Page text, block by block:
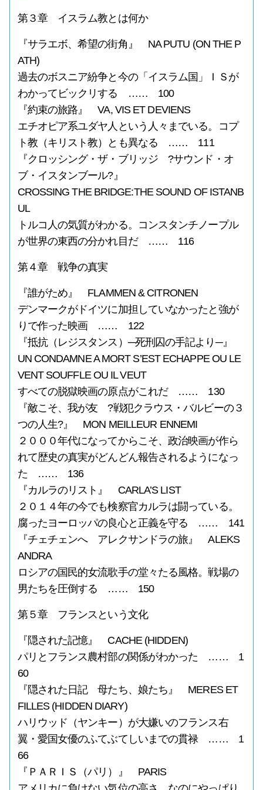
第３章 イスラム教とは何か
『サラエボ、希望の街角』 NA PUTU (ON THE P
ATH)
過去のボスニア紛争と今の「イスラム国」ＩＳが
わかってビックリする …… 100
『約束の旅路』 VA, VIS ET DEVIENS
エチオピア系ユダヤ人という人々までいる。コプ
ト教（キリスト教）とも異なる …… 111
『クロッシング・ザ・ブリッジ ?サウンド・オ
ブ・イスタンブール?』
CROSSING THE BRIDGE:THE SOUND OF ISTANB
UL
トルコ人の気質がわかる。コンスタンチノープル
が世界の東西の分かれ目だ …… 116
第４章 戦争の真実
『誰がため』 FLAMMEN & CITRONEN
デンマークがドイツに加担していなかったと強が
りで作った映画 …… 122
『抵抗（レジスタンス）─死刑囚の手記より─』
UN CONDAMNE A MORT S’EST ECHAPPE OU LE
VENT SOUFFLE OU IL VEUT
すべての脱獄映画の原点がこれだ …… 130
『敵こそ、我が友 ?戦犯クラウス・バルビーの３
つの人生?』 MON MEILLEUR ENNEMI
２０００年代になってからこそ、政治映画が作ら
れて歴史の真実がどんどん報告されるようになっ
た …… 136
『カルラのリスト』 CARLA’S LIST
２０１４年の今でも検察官カルラは闘っている。
腐ったヨーロッパの良心と正義を守る …… 141
『チェチェンへ アレクサンドラの旅』 ALEKS
ANDRA
ロシアの国民的女流歌手の堂々たる風格。戦場の
男たちを圧倒する …… 150
第５章 フランスという文化
『隠された記憶』 CACHE (HIDDEN)
パリとフランス農村部の関係がわかった …… 1
60
『隠された日記 母たち、娘たち』 MERES ET
FILLES (HIDDEN DIARY)
ハリウッド（ヤンキー）が大嫌いのフランス右
翼・愛国女優のふてぶてしいまでの貫禄 …… 1
66
『ＰＡＲＩＳ（パリ）』 PARIS